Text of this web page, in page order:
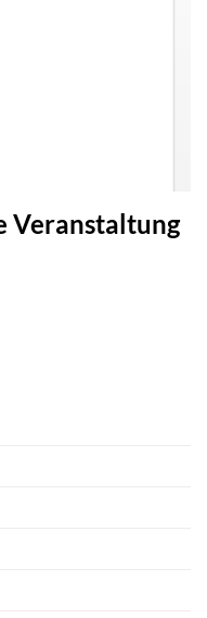
Veranstaltung